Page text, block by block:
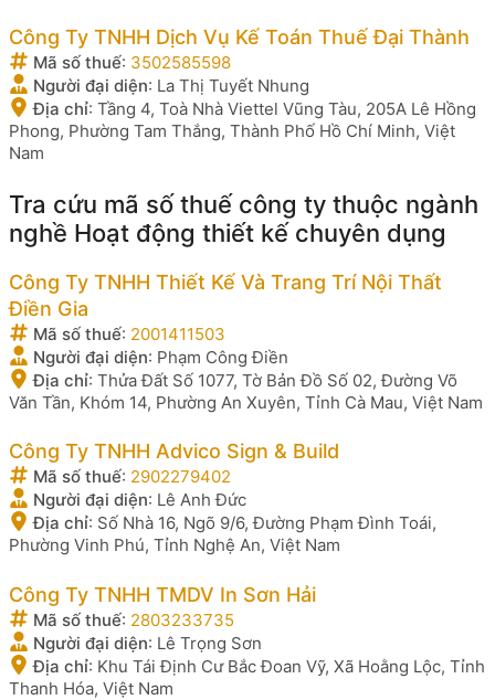
Công Ty TNHH Dịch Vụ Kế Toán Thuế Đại Thành
Mã số thuế: 3502585598
Người đại diện: La Thị Tuyết Nhung
Địa chỉ: Tầng 4, Toà Nhà Viettel Vũng Tàu, 205A Lê Hồng
Phong, Phường Tam Thắng, Thành Phố Hồ Chí Minh, Việt
Nam
Tra cứu mã số thuế công ty thuộc ngành
nghề Hoạt động thiết kế chuyên dụng
Công Ty TNHH Thiết Kế Và Trang Trí Nội Thất
Điền Gia
Mã số thuế: 2001411503
Người đại diện: Phạm Công Điền
Địa chỉ: Thửa Đất Số 1077, Tờ Bản Đồ Số 02, Đường Võ
Văn Tần, Khóm 14, Phường An Xuyên, Tỉnh Cà Mau, Việt Nam
Công Ty TNHH Advico Sign & Build
Mã số thuế: 2902279402
Người đại diện: Lê Anh Đức
Địa chỉ: Số Nhà 16, Ngõ 9/6, Đường Phạm Đình Toái,
Phường Vinh Phú, Tỉnh Nghệ An, Việt Nam
Công Ty TNHH TMDV In Sơn Hải
Mã số thuế: 2803233735
Người đại diện: Lê Trọng Sơn
Địa chỉ: Khu Tái Định Cư Bắc Đoan Vỹ, Xã Hoằng Lộc, Tỉnh
Thanh Hóa, Việt Nam